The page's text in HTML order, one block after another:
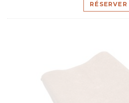
RÉSERVER